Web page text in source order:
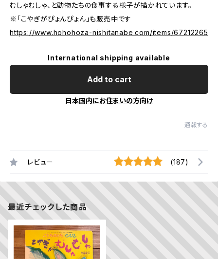
むしゃむしゃ、と動物たちの食事する様子が描かれています。
※「こやぎがぴょんぴょん」も販売中です
https://www.hohohoza-nishitanabe.com/items/67212265
International shipping available
Add to cart
日本国内にお住まいの方向け
通報する
レビュー (187)
最近チェックした商品